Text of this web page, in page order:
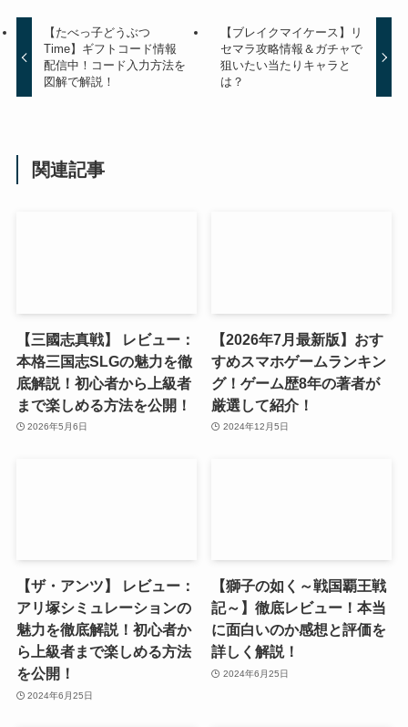
【たべっ子どうぶつ
Time】ギフトコード情報
配信中！コード入力方法を
図解で解説！
【ブレイクマイケース】リ
セマラ攻略情報＆ガチャで
狙いたい当たりキャラと
は？
関連記事
【三國志真戦】 レビュー：
本格三国志SLGの魅力を徹
底解説！初心者から上級者
まで楽しめる方法を公開！
2026年5月6日
【2026年7月最新版】おす
すめスマホゲームランキン
グ！ゲーム歴8年の著者が
厳選して紹介！
2024年12月5日
【ザ・アンツ】 レビュー：
アリ塚シミュレーションの
魅力を徹底解説！初心者か
ら上級者まで楽しめる方法
を公開！
2024年6月25日
【獅子の如く～戦国覇王戦
記～】徹底レビュー！本当
に面白いのか感想と評価を
詳しく解説！
2024年6月25日